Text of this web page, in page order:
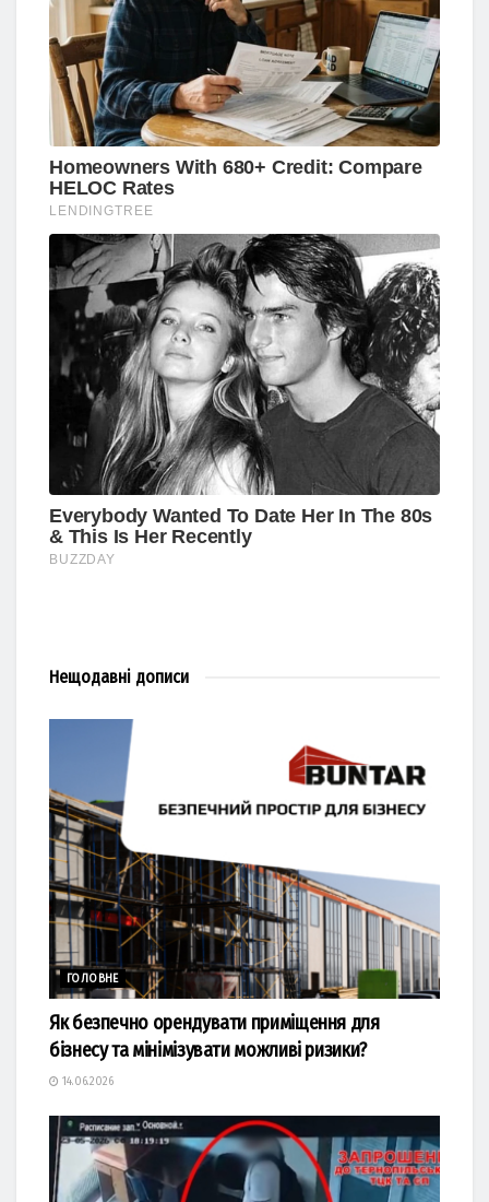
Нещодавні дописи
ГОЛОВНЕ
Як безпечно орендувати приміщення для
бізнесу та мінімізувати можливі ризики?
14.06.2026